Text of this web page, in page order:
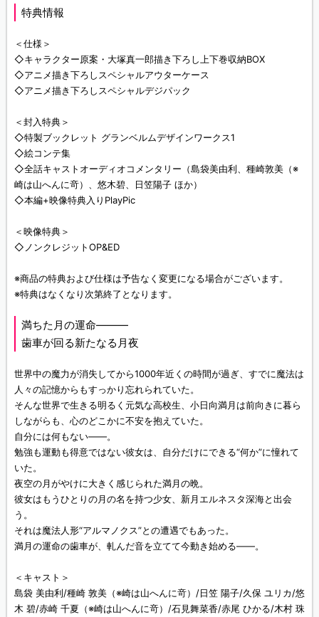
特典情報
＜仕様＞
◇キャラクター原案・大塚真一郎描き下ろし上下巻収納BOX
◇アニメ描き下ろしスペシャルアウターケース
◇アニメ描き下ろしスペシャルデジパック
＜封入特典＞
◇特製ブックレット グランベルムデザインワークス1
◇絵コンテ集
◇全話キャストオーディオコメンタリー（島袋美由利、種崎敦美（※
崎は山へんに竒）、悠木碧、日笠陽子 ほか）
◇本編+映像特典入りPlayPic
＜映像特典＞
◇ノンクレジットOP&ED
※商品の特典および仕様は予告なく変更になる場合がございます。
※特典はなくなり次第終了となります。
満ちた月の運命―――
歯車が回る新たなる月夜
世界中の魔力が消失してから1000年近くの時間が過ぎ、すでに魔法は
人々の記憶からもすっかり忘れられていた。
そんな世界で生きる明るく元気な高校生、小日向満月は前向きに暮ら
しながらも、心のどこかに不安を抱えていた。
自分には何もない――。
勉強も運動も得意ではない彼女は、自分だけにできる“何か”に憧れて
いた。
夜空の月がやけに大きく感じられた満月の晩。
彼女はもうひとりの月の名を持つ少女、新月エルネスタ深海と出会
う。
それは魔法人形“アルマノクス”との遭遇でもあった。
満月の運命の歯車が、軋んだ音を立てて今動き始める――。
＜キャスト＞
島袋 美由利/種崎 敦美（※崎は山へんに竒）/日笠 陽子/久保 ユリカ/悠
木 碧/赤崎 千夏（※崎は山へんに竒）/石見舞菜香/赤尾 ひかる/木村 珠